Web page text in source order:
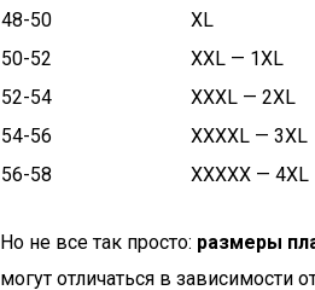
48-50
XL
50-52
XXL — 1XL
52-54
XXXL — 2XL
54-56
XXXXL — 3XL
56-58
XXXXX — 4XL
Но не все так просто: размеры
могут отличаться в зависимости